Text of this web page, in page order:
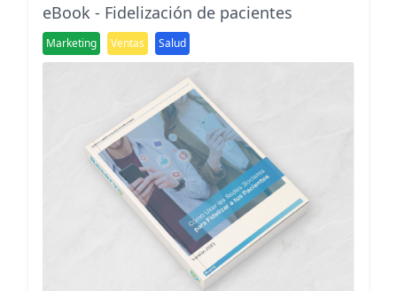
eBook - Fidelización de pacientes
Marketing Ventas Salud